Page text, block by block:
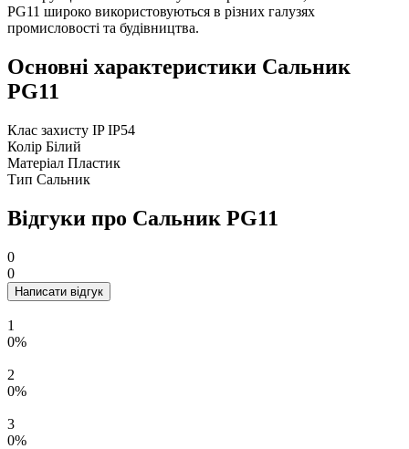
PG11 широко використовуються в різних галузях
промисловості та будівництва.
Основні характеристики Сальник
PG11
Клас захисту IP IP54
Колір Білий
Матеріал Пластик
Тип Сальник
Відгуки про Сальник PG11
0
0
Написати відгук
1
0%
2
0%
3
0%